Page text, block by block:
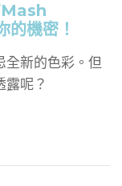
Mash
機密！
全新的色彩。但
露呢？